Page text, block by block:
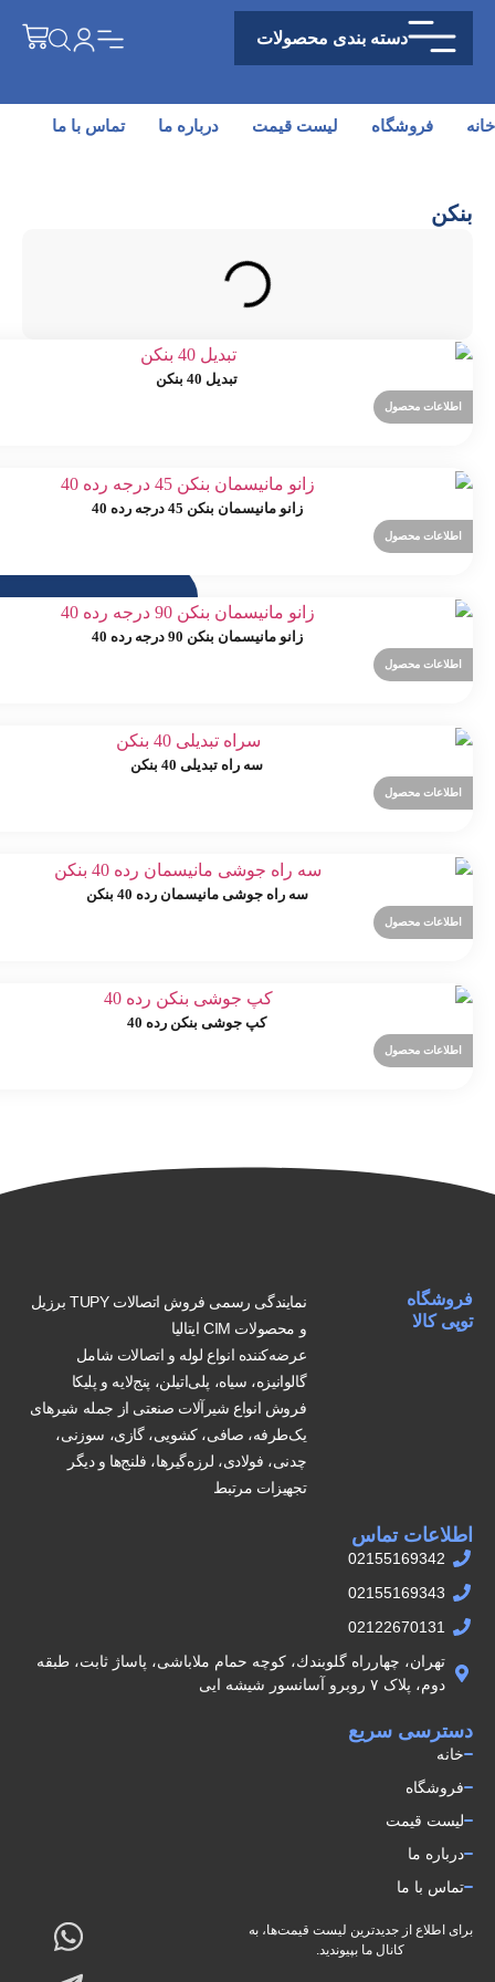
دسته بندی محصولات
خانه فروشگاه لیست قیمت درباره ما تماس با ما
بنکن
تبدیل 40 بنکن
اطلاعات محصول
زانو مانیسمان بنکن 45 درجه رده 40
اطلاعات محصول
زانو مانیسمان بنکن 90 درجه رده 40
اطلاعات محصول
سه راه تبدیلی 40 بنکن
اطلاعات محصول
سه راه جوشی مانیسمان رده 40 بنکن
اطلاعات محصول
کپ جوشی بنکن رده 40
اطلاعات محصول
فروشگاه
توپی کالا
نمایندگی رسمی فروش اتصالات TUPY برزیل
و محصولات CIM ایتالیا
عرضه‌کننده انواع لوله و اتصالات شامل
گالوانیزه، سیاه، پلی‌اتیلن، پنج‌لایه و پلیکا
فروش انواع شیرآلات صنعتی از جمله شیرهای
یک‌طرفه، صافی، کشویی، گازی، سوزنی،
چدنی، فولادی، لرزه‌گیرها، فلنج‌ها و دیگر
تجهیزات مرتبط
دسترسی سریع
خانه
فروشگاه
لیست قیمت
درباره ما
تماس با ما
اطلاعات تماس
02155169342
02155169343
02122670131
تهران، چهارراه گلوبندك، كوچه حمام ملاباشى، پاساژ ثابت، طبقه
دوم، پلاک ۷ روبرو آسانسور شيشه ايى
برای اطلاع از جدیدترین لیست قیمت‌ها، به
کانال ما بپیوندید.